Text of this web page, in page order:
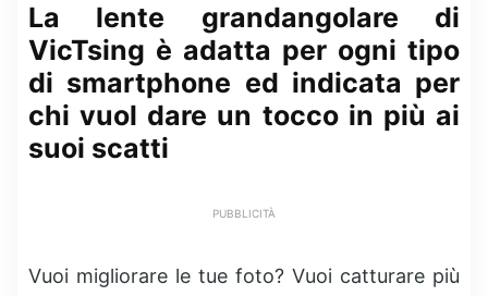
La lente grandangolare di
VicTsing è adatta per ogni tipo
di smartphone ed indicata per
chi vuol dare un tocco in più ai
suoi scatti
PUBBLICITÀ
Vuoi migliorare le tue foto? Vuoi catturare più